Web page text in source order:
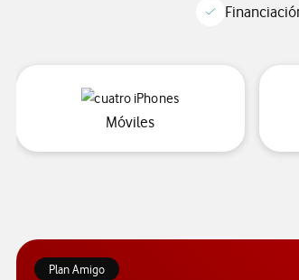
Móviles"móviles", accede al
Plan Amigo